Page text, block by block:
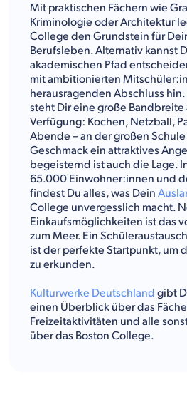
Mit praktischen Fächern wie
Kriminologie oder Architektur
College den Grundstein für
Berufsleben. Alternativ kannst
akademischen Pfad
mit ambitionierten
herausragenden Abschluss
steht Dir eine große Bandbreite
Verfügung: Kochen, Netzball,
Abende – an der großen
Geschmack ein attraktives
begeisternd ist auch die Lage.
65.000 Einwohner:innen und
findest Du alles, was Dein
College unvergesslich macht.
Einkaufsmöglichkeiten ist das
zum Meer. Ein
ist der perfekte Startpunkt, um
zu erkunden.
Kulturwerke Deutschland gibt
einen Überblick über das
Freizeitaktivitäten und alle
über das Boston College.